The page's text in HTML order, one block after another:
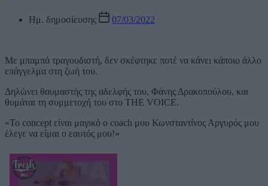
Ημ. δημοσίευσης 07/03/2022
Με μπαμπά τραγουδιστή, δεν σκέφτηκε ποτέ να κάνει κάποιο άλλο
επάγγελμα στη ζωή του.
Δηλώνει θαυμαστής της αδελφής του, Φάνης Δρακοπούλου, και
θυμάται τη συμμετοχή του στο THE VOICE.
«Το concept είναι μαγικό ο coach μου Κωνσταντίνος Αργυρός μου
έλεγε να είμαι ο εαυτός μου!»